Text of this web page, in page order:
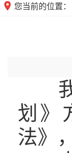
您当前的位置：
我
划》
法》